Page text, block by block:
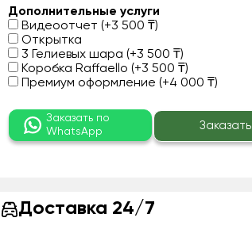
Дополнительные услуги
Видеоотчет (+3 500 ₸)
Открытка
3 Гелиевых шара (+3 500 ₸)
Коробка Raffaello (+3 500 ₸)
Премиум оформление (+4 000 ₸)
Заказать по
WhatsApp
Заказать
Доставка 24/7